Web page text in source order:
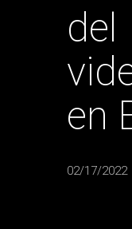
del
en
02/17/2022